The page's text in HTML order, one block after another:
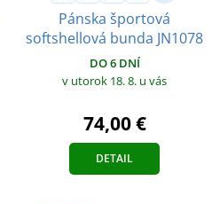
Pánska športová
softshellová bunda JN1078
DO 6 DNÍ
v utorok 18. 8. u vás
74,00 €
DETAIL